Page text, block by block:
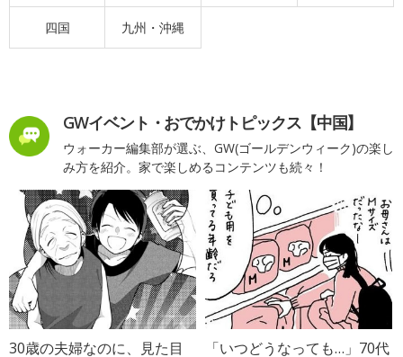
四国 九州・沖縄
GWイベント・おでかけトピックス【中国】
ウォーカー編集部が選ぶ、GW(ゴールデンウィーク)の楽し
み方を紹介。家で楽しめるコンテンツも続々！
30歳の夫婦なのに、見た目
「いつどうなっても…」70代